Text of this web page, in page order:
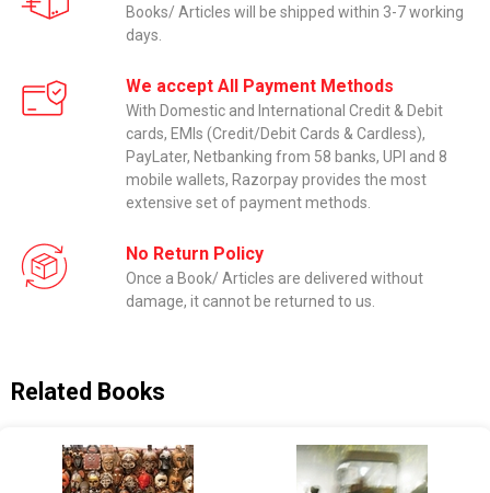
Books/ Articles will be shipped within 3-7 working
days.
We accept All Payment Methods
With Domestic and International Credit & Debit
cards, EMIs (Credit/Debit Cards & Cardless),
PayLater, Netbanking from 58 banks, UPI and 8
mobile wallets, Razorpay provides the most
extensive set of payment methods.
No Return Policy
Once a Book/ Articles are delivered without
damage, it cannot be returned to us.
Related Books